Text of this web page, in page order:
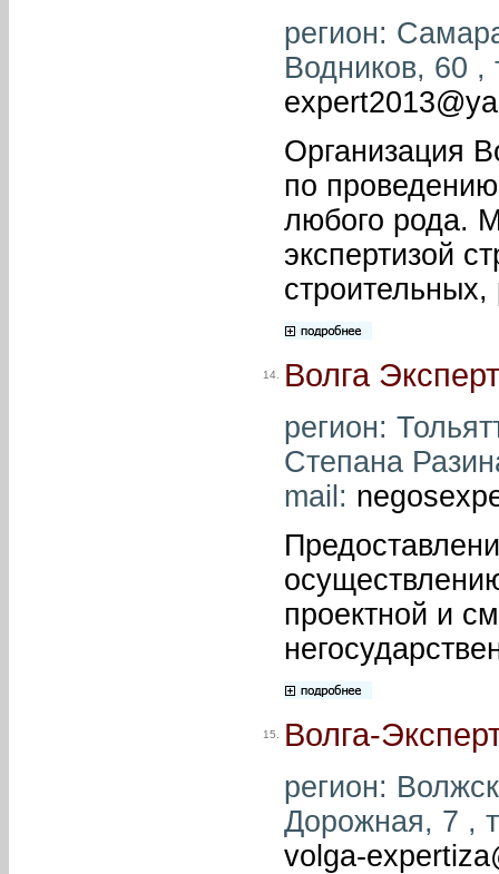
регион:
Водников, 60
Организация
по
любого рода.
экспертизой
14. Волга
регион:
Степана
mail:
проектной и
15. Волга-
регион:
Дорожная, 7 ,
volga-